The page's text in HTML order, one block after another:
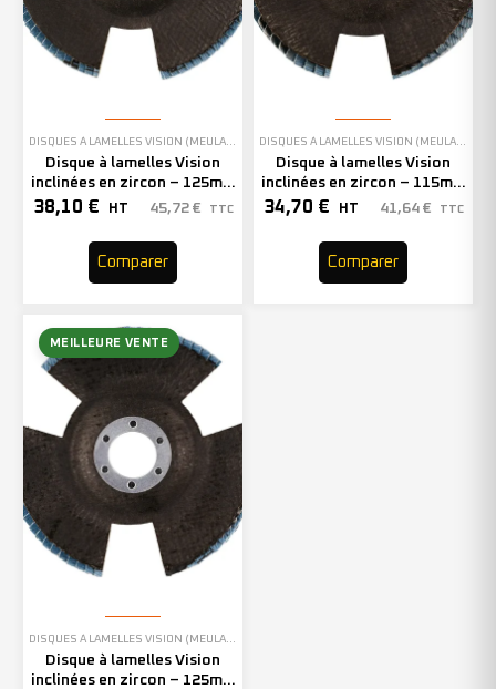
EN STOCK
Disque à lamelles Vision
inclinées en zircon – 125mm
– Grain 80 – 210633 (x10)
38,10 € HT 45,72 € TTC
Comparer
Disque à lamelles Vision
inclinées en zircon – 115mm
– Grain 40 – 210637 (x10)
34,70 € HT 41,64 € TTC
Comparer
MEILLEURE VENTE
Disque à lamelles Vision
inclinées en zircon – 125mm